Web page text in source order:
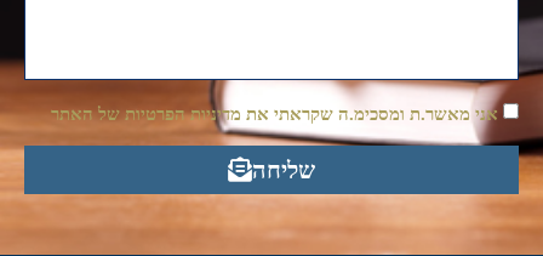
אני מאשר.ת ומסכימ.ה שקראתי את מדיניות הפרטיות של האתר
שליחה